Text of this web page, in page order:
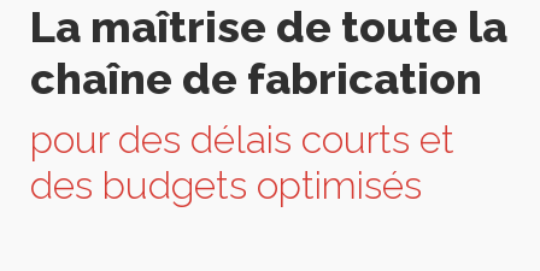
La maîtrise de toute la
chaîne de fabrication
pour des délais courts et
des budgets optimisés